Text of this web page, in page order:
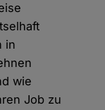
in
wie
Job zu